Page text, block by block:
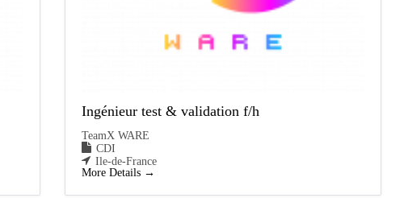
Ingénieur test & validation f/h
TeamX WARE
CDI
Ile-de-France
More Details